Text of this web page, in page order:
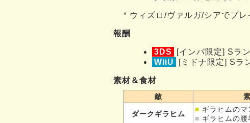
* ウィズロ/ヴァルガ/シアでプ
報酬
3DS
[インパ限定] Sラ
WiiU
[ミドナ限定] Sラ
素材＆食材
敵
ダークギラヒム
■ ギラヒムのマ
■ ギラヒムの腰